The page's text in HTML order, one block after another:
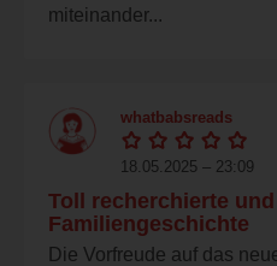
miteinander...
whatbabsreads
18.05.2025 – 23:09
Toll recherchierte
Familiengeschichte
Die Vorfreude auf das